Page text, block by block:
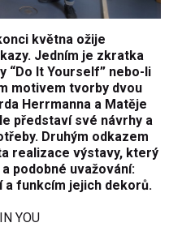
května ožije
Jedním je zkratka
“Do It Yourself” nebo-li
motivem tvorby dvou
Herrmanna a Matěje
představí své návrhy a
Druhým odkazem
realizace výstavy, který
podobné uvažování:
funkcím jejich dekorů.
YOU